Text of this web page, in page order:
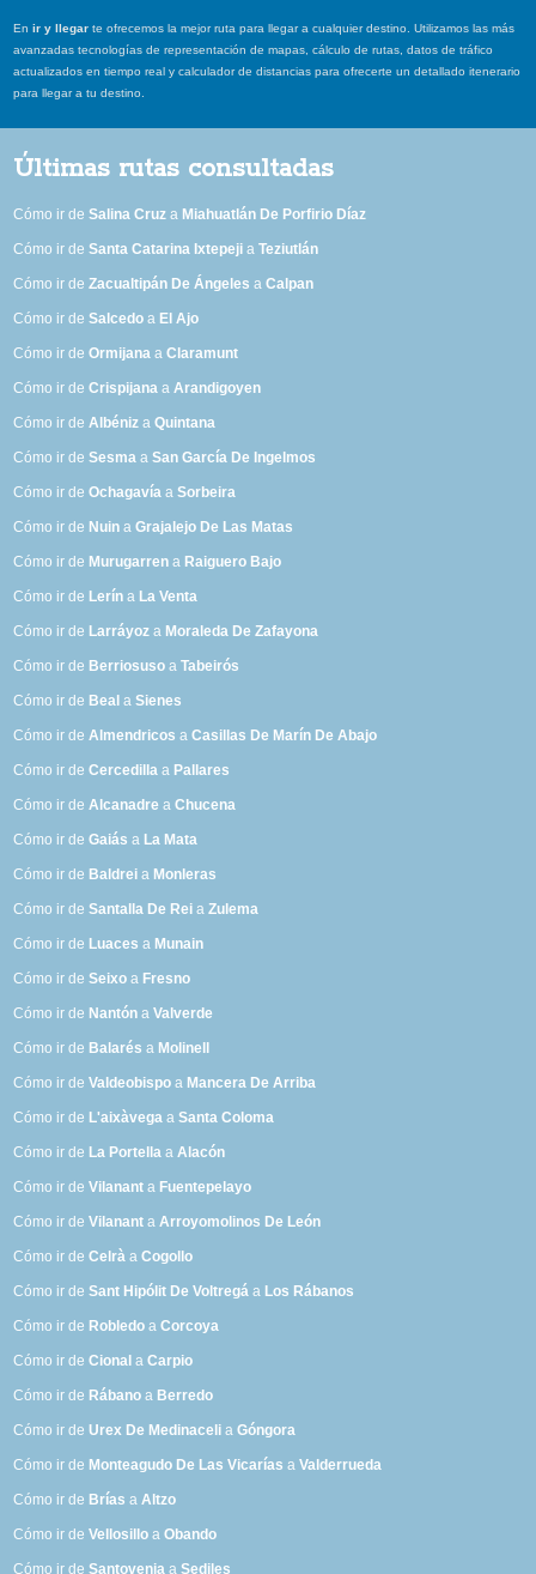
Enir y llegar te ofrecemos la mejor ruta para llegar a cualquier destino. Utilizamos las más
avanzadas tecnologías de representación de mapas, cálculo de rutas, datos de tráfico
actualizados en tiempo real y calculador de distancias para ofrecerte un detallado itenerario
para llegar a tu destino.
Últimas rutas consultadas
Cómo ir deSalina Cruz a Miahuatlán De Porfirio Díaz
Cómo ir deSanta Catarina Ixtepeji aTeziutlán
Cómo ir deZacualtipán De Ángeles aCalpan
Cómo ir deSalcedo a El Ajo
Cómo ir deOrmijana aClaramunt
Cómo ir deCrispijana aArandigoyen
Cómo ir deAlbéniz aQuintana
Cómo ir deSesma aSan García De Ingelmos
Cómo ir deOchagavía aSorbeira
Cómo ir de Nuin aGrajalejo De Las Matas
Cómo ir de Murugarren a Raiguero Bajo
Cómo ir de Lerín a La Venta
Cómo ir de Larráyoz a Moraleda De Zafayona
Cómo ir de Berriosuso aTabeirós
Cómo ir de Beal aSienes
Cómo ir deAlmendricos aCasillas De Marín De Abajo
Cómo ir deCercedilla a Pallares
Cómo ir deAlcanadre aChucena
Cómo ir deGaiás a La Mata
Cómo ir de Baldrei a Monleras
Cómo ir deSantalla De Rei aZulema
Cómo ir de Luaces a Munain
Cómo ir deSeixo a Fresno
Cómo ir de Nantón aValverde
Cómo ir de Balarés a Molinell
Cómo ir deValdeobispo a Mancera De Arriba
Cómo ir de L'aixàvega aSanta Coloma
Cómo ir de La Portella aAlacón
Cómo ir deVilanant a Fuentepelayo
Cómo ir deVilanant aArroyomolinos De León
Cómo ir deCelrà aCogollo
Cómo ir deSant Hipólit De Voltregá a Los Rábanos
Cómo ir de Robledo aCorcoya
Cómo ir deCional aCarpio
Cómo ir de Rábano a Berredo
Cómo ir deUrex De Medinaceli aGóngora
Cómo ir de Monteagudo De Las Vicarías aValderrueda
Cómo ir de Brías aAltzo
Cómo ir deVellosillo aObando
Cómo ir deSantovenia aSediles